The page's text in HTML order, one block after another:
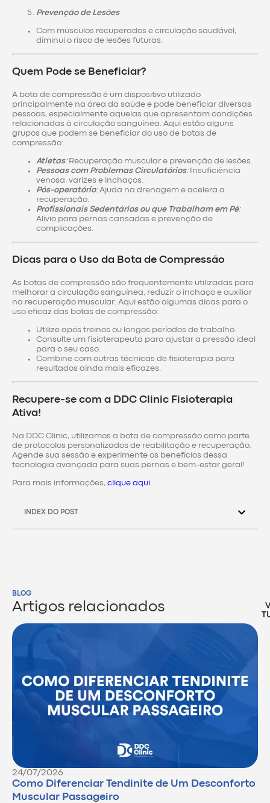
Prevenção de Lesões
Com músculos recuperados e circulação saudável,
diminui o risco de lesões futuras.
Quem Pode se Beneficiar?
A bota de compressão é um dispositivo utilizado
principalmente na área da saúde e pode beneficiar diversas
pessoas, especialmente aquelas que apresentam condições
relacionadas à circulação sanguínea. Aqui estão alguns
grupos que podem se beneficiar do uso de botas de
compressão:
Atletas:Recuperação muscular e prevenção de lesões.
Pessoas com Problemas Circulatórios:Insuficiência
venosa, varizes e inchaços.
Pós-operatório:Ajuda na drenagem e acelera a
recuperação.
Profissionais Sedentários ou que Trabalham em Pé:
Alívio para pernas cansadas e prevenção de
complicações.
Dicas para o Uso da Bota de Compressão
As botas de compressão são frequentemente utilizadas para
melhorar a circulação sanguínea, reduzir o inchaço e auxiliar
na recuperação muscular. Aqui estão algumas dicas para o
uso eficaz das botas de compressão:
Utilize após treinos ou longos períodos de trabalho.
Consulte um fisioterapeuta para ajustar a pressão ideal
para o seu caso.
Combine com outras técnicas de fisioterapia para
resultados ainda mais eficazes.
Recupere-se com a DDC Clinic Fisioterapia
Ativa!
Na DDC Clinic, utilizamos a bota de compressão como parte
de protocolos personalizados de reabilitação e recuperação.
Agende sua sessão e experimente os benefícios dessa
tecnologia avançada para suas pernas e bem-estar geral!
Para mais informações, clique aqui.
INDEX DO POST
BLOG
Artigos relacionados
24/07/2026
Como Diferenciar Tendinite de Um Desconforto
Muscular Passageiro